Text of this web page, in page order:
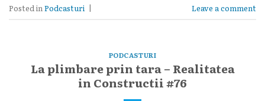
Posted inPodcasturi | Leave a comment
PODCASTURI
La plimbare prin tara – Realitatea
in Constructii #76